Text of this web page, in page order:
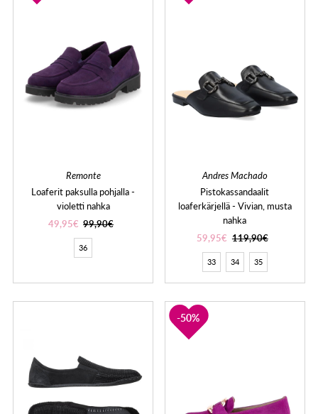
Remonte
Loaferit paksulla pohjalla -
violetti nahka
49,95€ 99,90€
36
Andres Machado
Pistokassandaalit
loaferkärjellä - Vivian, musta
nahka
59,95€ 119,90€
33 34 35
50%